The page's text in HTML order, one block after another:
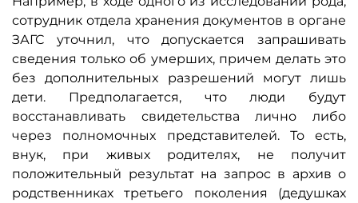
сотрудник отдела хранения документов в органе
ЗАГС уточнил, что допускается запрашивать
сведения только об умерших, причем делать это
без дополнительных разрешений могут лишь
дети. Предполагается, что люди будут
восстанавливать свидетельства лично либо
через полномочных представителей. То есть,
внук, при живых родителях, не получит
положительный результат на запрос в архив о
родственниках третьего поколения (дедушках